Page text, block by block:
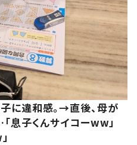
に違和感。→直後、母が
息子くんサイコーww」